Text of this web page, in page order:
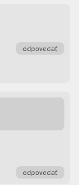
odpovedať
odpovedať